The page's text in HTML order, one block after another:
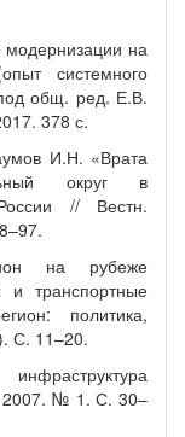
модернизации на
системного
общ. ред. Е.В.
378 с.
И.Н. «Врата
округ в
// Вестн.
на рубеже
и транспортные
политика,
С. 11–20.
2007. № 1. С. 30–